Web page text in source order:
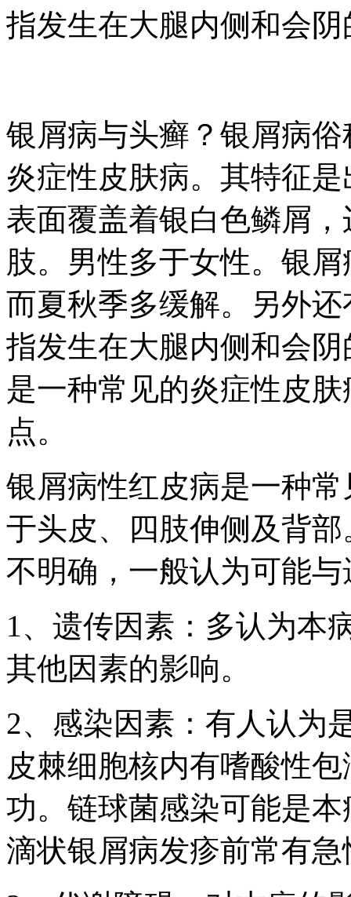
指发生在大腿内侧和会
银屑病与头癣？银屑病
炎症性皮肤病。其特征
表面覆盖着银白色鳞屑
肢。男性多于女性。银
而夏秋季多缓解。另外
指发生在大腿内侧和会
是一种常见的炎症性皮
点。
银屑病性红皮病是一种
于头皮、四肢伸侧及背
不明确，一般认为可能
1、遗传因素：多认为本
其他因素的影响。
2、感染因素：有人认为
皮棘细胞核内有嗜酸性
功。链球菌感染可能是
滴状银屑病发疹前常有